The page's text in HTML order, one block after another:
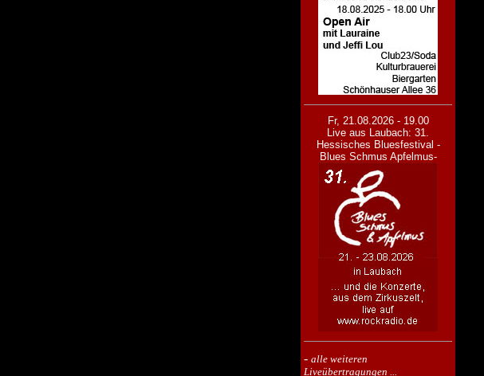
Fr, 21.08.2026 - 19.00
Live aus Laubach: 31.
Hessisches Bluesfestival -
Blues Schmus Apfelmus-
- alle weiteren
Liveübertragungen ...